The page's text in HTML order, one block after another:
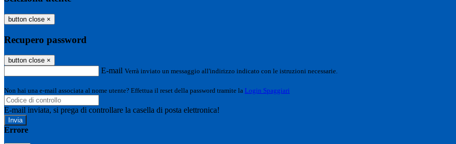
button close ×
Recupero password
button close ×
E-mail Verrà inviato un messaggio all'indirizzo indicato con le istruzioni necessarie.
Non hai una e-mail associata al nome utente? Effettua il reset della password tramite la Login Spaggiari
E-mail inviata, si prega di controllare la casella di posta elettronica!
Errore